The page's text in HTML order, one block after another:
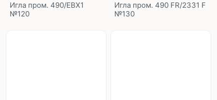
Игла пром. 490/EBX1
№120
Игла пром. 490 FR/2331 F
№130